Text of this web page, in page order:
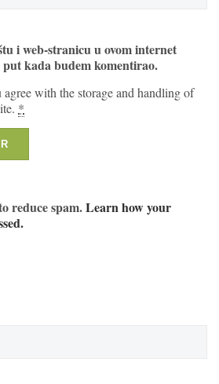
i web-stranicu u ovom internet
kada budem komentirao.
with the storage and handling of
*
reduce spam.Learn how your